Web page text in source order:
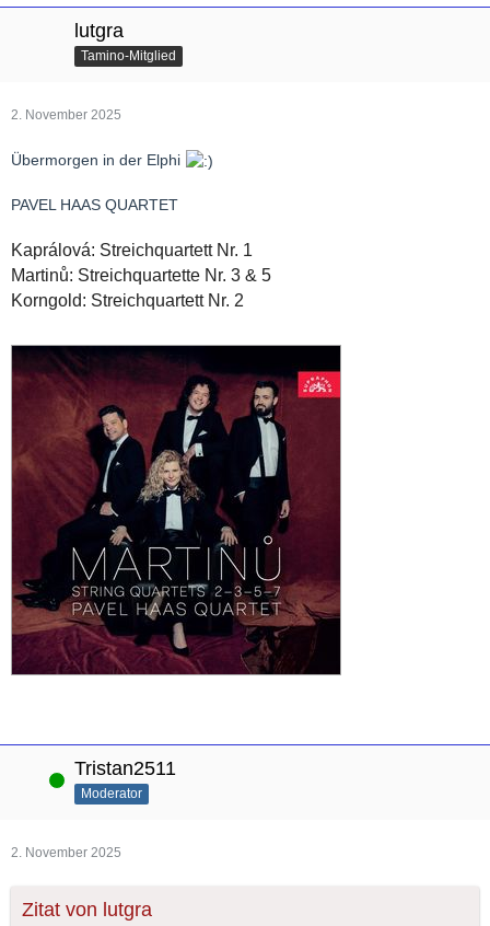
lutgra
Tamino-Mitglied
2. November 2025
Übermorgen in der Elphi
PAVEL HAAS QUARTET
Kaprálová: Streichquartett Nr. 1
Martinů: Streichquartette Nr. 3 & 5
Korngold: Streichquartett Nr. 2
Online Tristan2511
Moderator
2. November 2025
Zitat von lutgra